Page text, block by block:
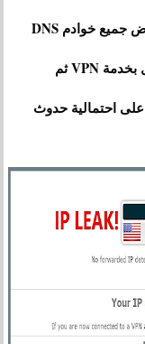
VPN ثم الضغط على زر Extended Testلعرض جميع خوادم DNS
المستخدمة وقم بإعادة الفحص أثناء الإتصال بخدمة VPN ثم
على احتمالية حدوث